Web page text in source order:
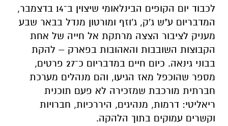
לכבוד יום הקופים הבינלאומי שיצוין ב־14 בדצמבר,
המדבריום ע"ש ג'ק, ג'וזף ומורטון מנדל בבאר שבע
מעניק לציבור הצצה מרתקת אל חייה של אחת
הקבוצות השובבות והאהובות בפארק – להקת
בבוני גינאה. כיום חיים במדבריום כ־27 פרטים,
מספר שהוכפל מאז הגיעו, והם מנהלים מערכת
חברתית מורכבת שמזכירה לא פעם תוכנית
ריאליטי: דרמות, מנהיגים, היררכיות, חברויות
וקשרים עמוקים בתוך הלהקה.